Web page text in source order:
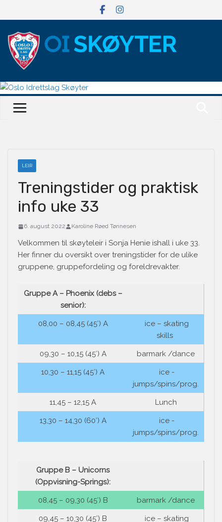
LEIR
Treningstider og praktisk
info uke 33
6. august 2022 Karoline Røed Tønnesen
Velkommen til skøyteleir i Sonja Henie ishall i uke 33.
Her finner du oversikt over treningstider for de ulike
gruppene, gruppefordeling og foreldrevakter.
Gruppe A – Phoenix (debs –
senior):
08,00 – 08,45 (45′) A
ice – skating
skills
09,30 – 10,15 (45′) A barmark /dance
10,30 – 11,15 (45′) A
ice -
jumps/spins/prog.
11,45 – 12,15 A Lunch
13,30 – 14,30 (60′) A
ice -
jumps/spins/prog.
Gruppe B – Unicorns
(Oppvisning-Springs):
08,45 – 09,30 (45′) B barmark /dance
09,45 – 10,30 (45′) B
ice – skating